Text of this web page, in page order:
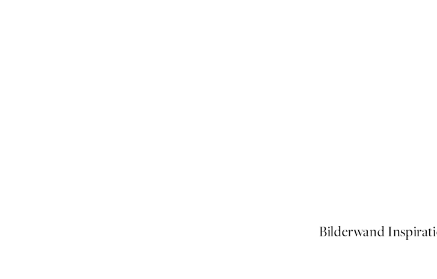
Bilderwand